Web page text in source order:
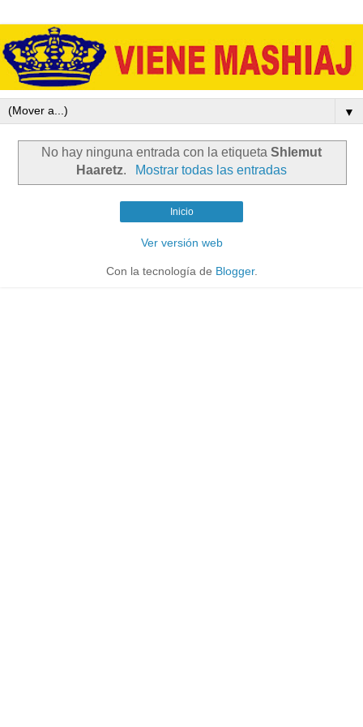
▼
No hay ninguna entrada con la etiqueta Shlemut
Haaretz. Mostrar todas las entradas
Inicio
Ver versión web
Con la tecnología de Blogger.